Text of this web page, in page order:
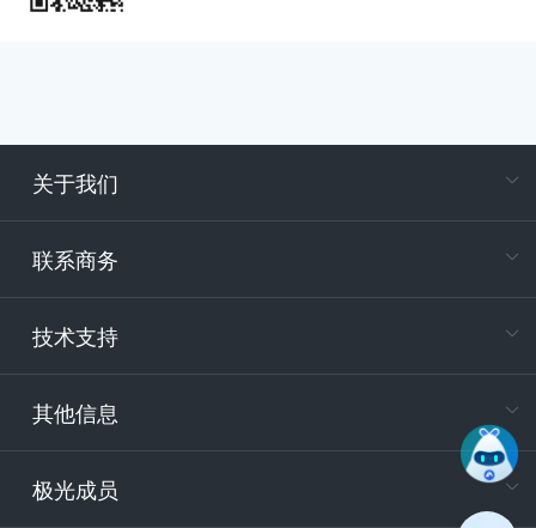
关于我们
联系商务
技术支持
其他信息
极光成员
电
400-
技